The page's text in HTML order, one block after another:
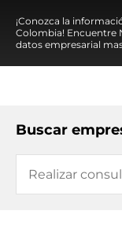
¡Conozca la
Colombia! Encuentre
datos empresarial
Buscar